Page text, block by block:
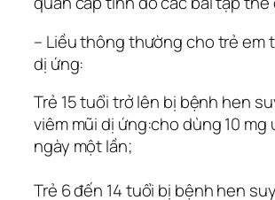
– Liều thông thường cho trẻ em
dị ứng:
Trẻ 15 tuổi trở lên bị bệnh hen
viêm mũi dị ứng:cho dùng 10 mg
ngày một lần;
Trẻ 6 đến 14 tuổi bị bệnh hen